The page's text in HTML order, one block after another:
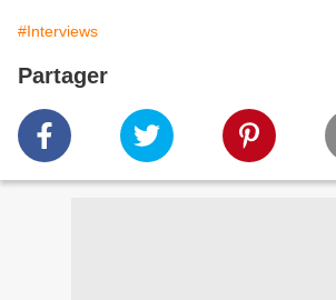
#Interviews
Partager